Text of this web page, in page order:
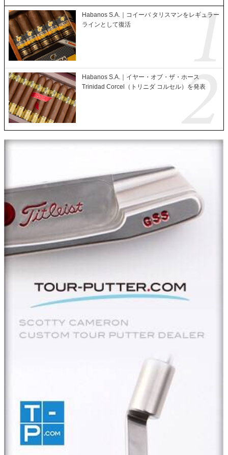
Habanos S.A.｜コイーバ タリスマンをレギュラー
ラインとして復活
Habanos S.A.｜イヤー・オブ・ザ・ホース
Trinidad Corcel（トリニダ コルセル）を発表